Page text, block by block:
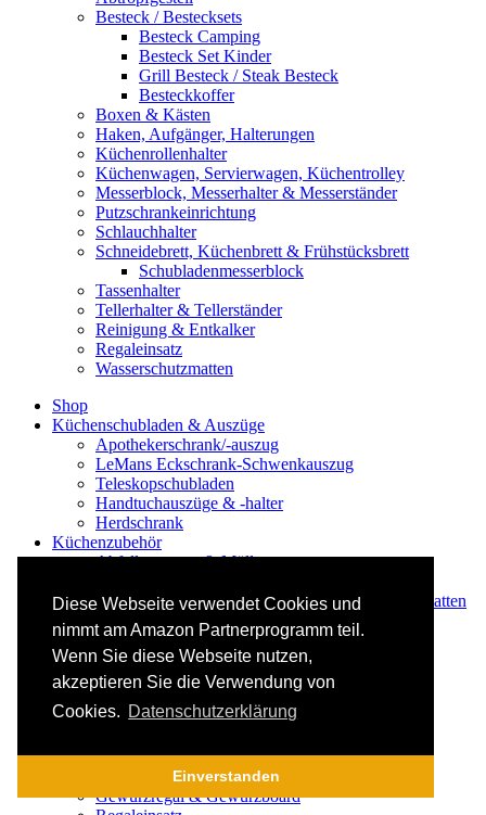
Diese Webseite verwendet Cookies und
nimmt am Amazon Partnerprogramm teil.
Wenn Sie diese Webseite nutzen,
akzeptieren Sie die Verwendung von
Cookies. Datenschutzerklärung
Einverstanden
Besteck / Bestecksets
Besteck Camping
Besteck Set Kinder
Grill Besteck / Steak Besteck
Besteckkoffer
Boxen & Kästen
Haken, Aufgänger, Halterungen
Küchenrollenhalter
Küchenwagen, Servierwagen, Küchentrolley
Messerblock, Messerhalter & Messerständer
Putzschrankeinrichtung
Schlauchhalter
Schneidebrett, Küchenbrett & Frühstücksbrett
Schubladenmesserblock
Tassenhalter
Tellerhalter & Tellerständer
Reinigung & Entkalker
Regaleinsatz
Wasserschutzmatten
Shop
Küchenschubladen & Auszüge
Apothekerschrank/-auszug
LeMans Eckschrank-Schwenkauszug
Teleskopschubladen
Handtuchauszüge & -halter
Herdschrank
Küchenzubehör
Abfalltrennung & Mülltrennung
Antirutschmatten / Schubladenmatten / Schrankmatten
Besteckkasten & Besteckeinlagen
Messerblock, Messerhalter & Messerständer
Haken/Aufgänger/Halterungen
Putzschrankeinrichtung
Wasserschutzmatten
Regale & Schränke
Nischenregal & Nischenschrank
Gewürzregal & Gewürzboard